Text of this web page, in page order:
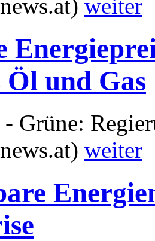
weiter
Öl und Gas
Grüne:
weiter